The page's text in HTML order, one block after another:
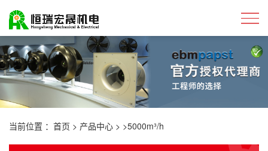
当前位置 ： 首页 > 产品中心 > >5000m³/h